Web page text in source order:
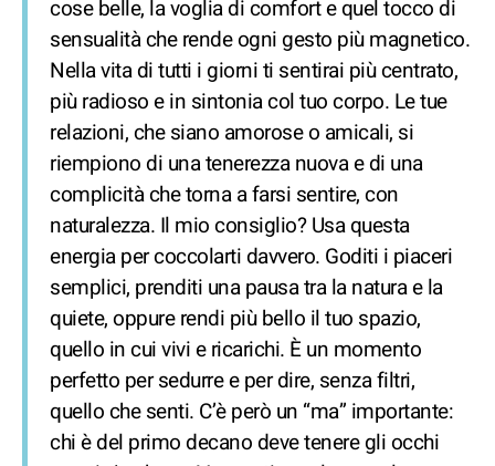
cose belle, la voglia di comfort e quel tocco di
sensualità che rende ogni gesto più magnetico.
Nella vita di tutti i giorni ti sentirai più centrato,
più radioso e in sintonia col tuo corpo. Le tue
relazioni, che siano amorose o amicali, si
riempiono di una tenerezza nuova e di una
complicità che torna a farsi sentire, con
naturalezza. Il mio consiglio? Usa questa
energia per coccolarti davvero. Goditi i piaceri
semplici, prenditi una pausa tra la natura e la
quiete, oppure rendi più bello il tuo spazio,
quello in cui vivi e ricarichi. È un momento
perfetto per sedurre e per dire, senza filtri,
quello che senti. C’è però un “ma” importante:
chi è del primo decano deve tenere gli occhi